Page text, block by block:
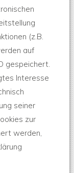
(z.B.
auf
gespeichert.
Interesse
seiner
zur
werden,